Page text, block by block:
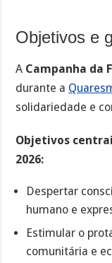
Objetivos e
A Campanha da
durante a
solidariedade e
Objetivos
2026:
Despertar
humano e
Estimular o
comunitária e